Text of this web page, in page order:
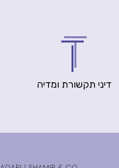
דיני תקשורת ומדיה